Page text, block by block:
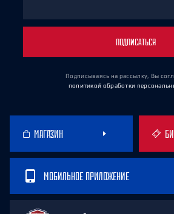
ПОДПИСАТЬСЯ
Подписываясь на рассылку, Вы
политикой обработки
МАГАЗИН
МОБИЛЬНОЕ ПРИЛОЖЕНИЕ